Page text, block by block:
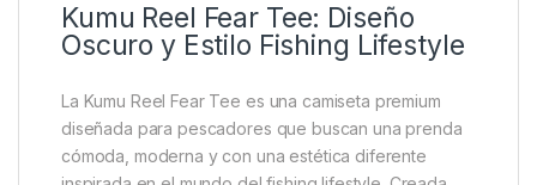
Kumu Reel Fear Tee: Diseño
Oscuro y Estilo Fishing Lifestyle
La Kumu Reel Fear Tee es una camiseta premium
diseñada para pescadores que buscan una prenda
cómoda, moderna y con una estética diferente